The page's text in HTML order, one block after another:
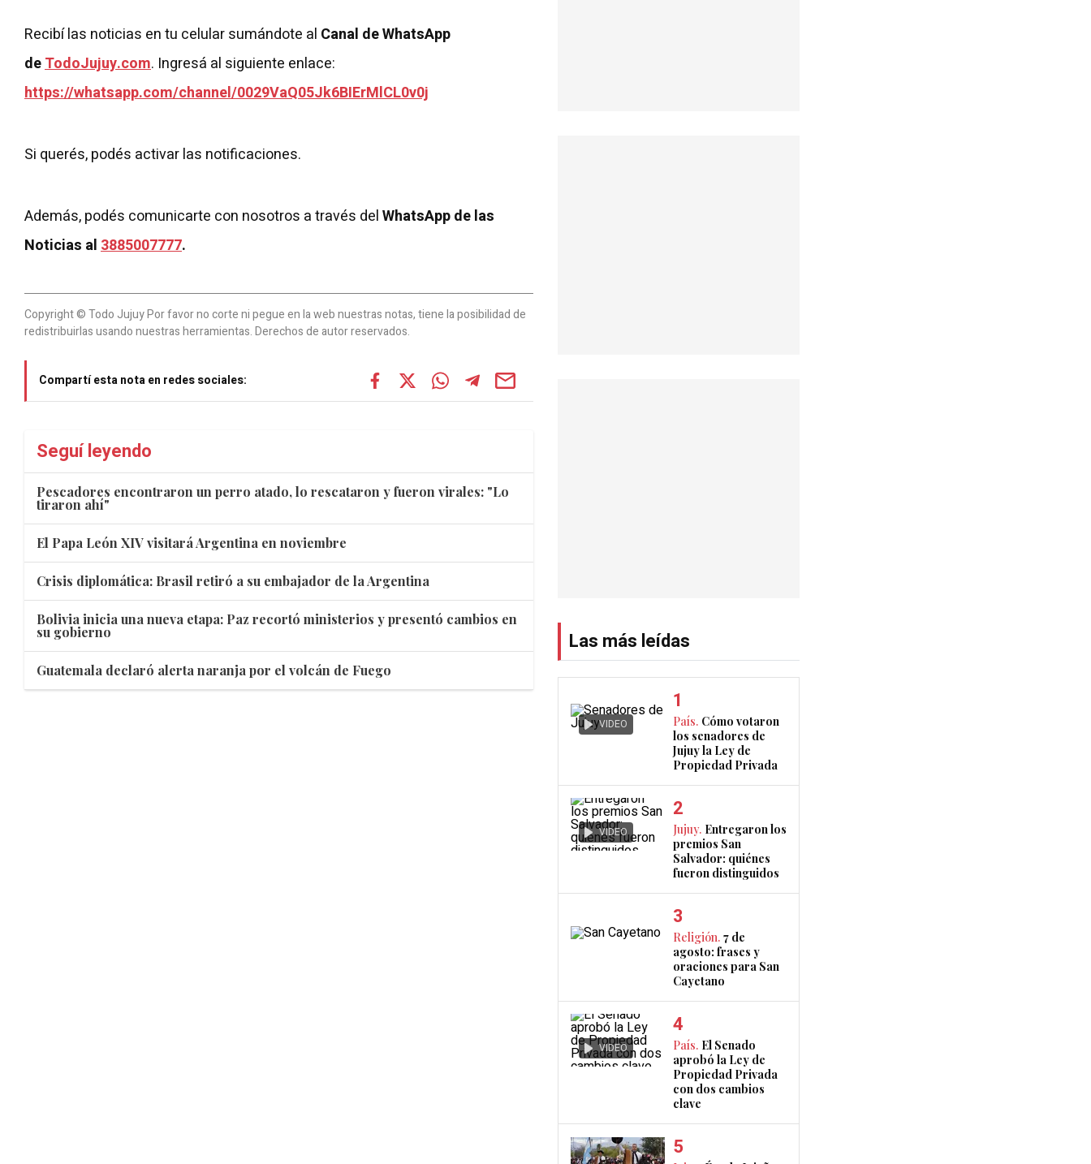
Recibí las noticias en tu celular sumándote al Canal de WhatsApp
deTodoJujuy.com. Ingresá al siguiente enlace:
https://whatsapp.com/channel/0029VaQ05Jk6BIErMlCL0v0j
Si querés, podés activar las notificaciones.
Además, podés comunicarte con nosotros a través delWhatsApp de las
Noticias al3885007777.
Copyright © Todo Jujuy Por favor no corte ni pegue en la web nuestras notas, tiene la posibilidad de
redistribuirlas usando nuestras herramientas. Derechos de autor reservados.
Compartí esta nota en redes sociales:
Seguí leyendo
Pescadores encontraron un perro atado, lo rescataron y fueron virales: "Lo
tiraron ahí"
El Papa León XIV visitará Argentina en noviembre
Crisis diplomática: Brasil retiró a su embajador de la Argentina
Bolivia inicia una nueva etapa: Paz recortó ministerios y presentó cambios en
su gobierno
Guatemala declaró alerta naranja por el volcán de Fuego
Las más leídas
VIDEO País. Cómo votaron
los senadores de
Jujuy la Ley de
Propiedad Privada
VIDEO Jujuy. Entregaron los
premios San
Salvador: quiénes
fueron distinguidos
Religión. 7 de
agosto: frases y
oraciones para San
Cayetano
VIDEO País. El Senado
aprobó la Ley de
Propiedad Privada
con dos cambios
clave